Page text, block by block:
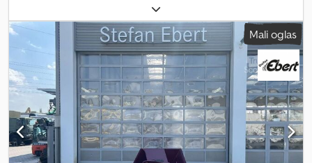
telefonu: rado ćemo vam pomoći). Westtech Woodcracker R900,
škare za sečenje / godina proizvodnje: 2026 / DEMO uređaj / na
lageru i odmah dostupan / u vrhunskom stanju! Cena: 21.290,00 €
neto / 25.335,10 € bruto - Širina otvora klešta: 955 mm - Snaga
sečenja (zavisno od radnog pritiska): do 45 t - Sopropna težina:
1.200 kg - Preporučeni protok: 100 - 190 l/min - Preporučeni radni
pritisak: 240 - 280 bar - Radna težina nosača: 25 t Opciono: - MS10
adapter ploča (trenutno montirana): 1.990,00 € neto Na lageru
imamo veliki broj adapter ploča (MS01 / MS03 / MS08 / CW05 /
CW10 / CW20 / OQ65 / OQ70/55 / itd...) i sve su odmah dostupne.
Na našem lageru imamo veoma veliki izbor različitih proizvoda
Mali oglas